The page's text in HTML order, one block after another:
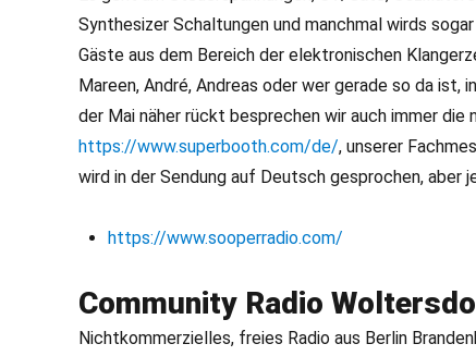
Synthesizer Schaltungen und manchmal wirds
Gäste aus dem Bereich der elektronischen
Mareen, André, Andreas oder wer gerade so da
der Mai näher rückt besprechen wir auch immer
https://www.superbooth.com/de/, unserer
wird in der Sendung auf Deutsch gesprochen, aber
https://www.sooperradio.com/
Community Radio
Nichtkommerzielles, freies Radio aus Berlin